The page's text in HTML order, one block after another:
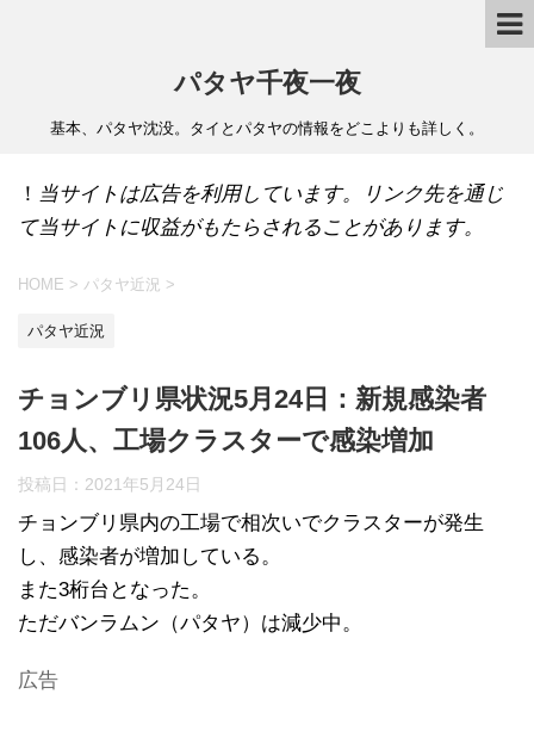
パタヤ千夜一夜
基本、パタヤ沈没。タイとパタヤの情報をどこよりも詳しく。
！ 当サイトは広告を利用しています。リンク先を通じ
て当サイトに収益がもたらされることがあります。
HOME > パタヤ近況 >
パタヤ近況
チョンブリ県状況5月24日：新規感染者
106人、工場クラスターで感染増加
投稿日： 2021年5月24日
チョンブリ県内の工場で相次いでクラスターが発生
し、感染者が増加している。
また3桁台となった。
ただバンラムン（パタヤ）は減少中。
広告